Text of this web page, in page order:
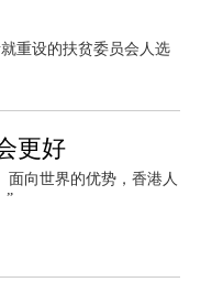
重设的扶贫委员会人选
更好
面向世界的优势，香港人
”